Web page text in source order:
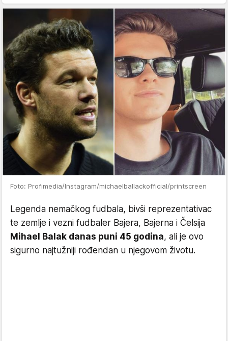
Foto: Profimedia/Instagram/michaelballackofficial/printscreen
Legenda nemačkog fudbala, bivši reprezentativac
te zemlje i vezni fudbaler Bajera, Bajerna i Čelsija
Mihael Balak danas puni 45 godina, ali je ovo
sigurno najtužniji rođendan u njegovom životu.